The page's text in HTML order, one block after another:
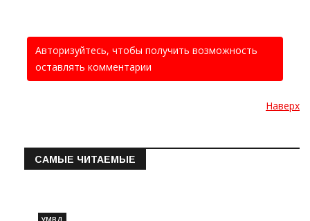
Авторизуйтесь, чтобы получить возможность
оставлять комментарии
Наверх
САМЫЕ ЧИТАЕМЫЕ